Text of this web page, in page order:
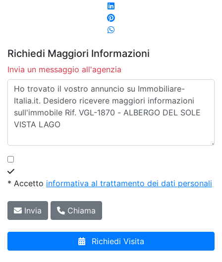
Richiedi Maggiori Informazioni
Invia un messaggio all'agenzia
* Accetto informativa al trattamento dei dati personali
Invia Chiama
Richiedi Visita